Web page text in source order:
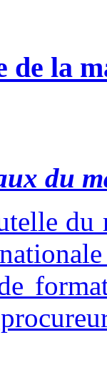
de la
du
du